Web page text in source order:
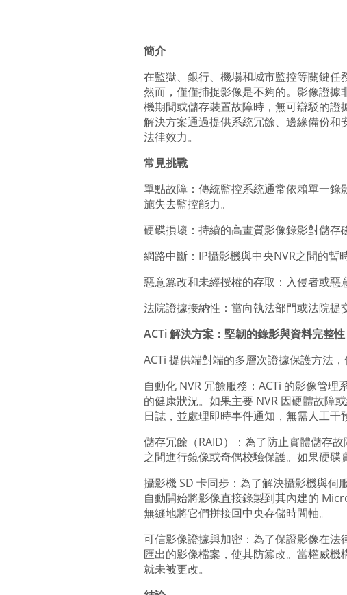
簡介
在監獄、銀行、機場和城市監控等關鍵任
然而，僅僅捕捉影像是不夠的。影像證
機期間或儲存裝置故障時，無可辯駁的
解決方案通過提供系統冗餘、邊緣備份
法律效力。
常見挑戰
單點故障：傳統監控系統通常依賴單一
施失去監控能力。
硬碟損壞：持續的高畫質影像錄影對儲存
網路中斷：IP攝影機與中央NVR之間的暫
惡意篡改和未經授權的存取：入侵者或惡
法院證據接納性：當向執法部門或法院提
ACTi 解決方案：堅韌的錄影與資料完整性
ACTi 提供端對端的多層次證據保護方法
自動化 NVR 冗餘服務：ACTi 的影像管
的健康狀況。如果主要 NVR 因硬體故障
日誌，並處理即時事件通知，無需人工干
儲存冗餘（RAID）：為了防止實體儲存
之間進行鏡像或奇偶校驗保護。如果硬碟
攝影機 SD 卡同步：為了解決攝影機與伺
自動開始將影像直接錄製到其內建的
無縫地將它們拼接回中央存儲時間軸。
可信影像證據與加密：為了保證影像在
匯出的影像檔案，使其防篡改。當權威
就未被更改。